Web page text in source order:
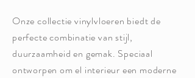
Onze collectie vinylvloeren biedt de
perfecte combinatie van stijl,
duurzaamheid en gemak. Speciaal
ontworpen om el interieur een moderne